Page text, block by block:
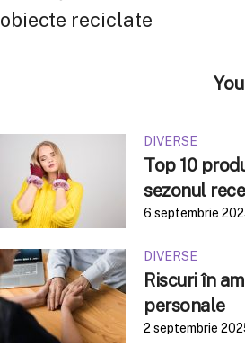
obiecte reciclate
DIVERSE
Top 10
sezonul rece
6 septembrie
DIVERSE
Riscuri în
personale
2 septembrie